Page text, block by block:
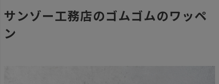
サンゾー工務店のゴムゴムのワッペ
ン